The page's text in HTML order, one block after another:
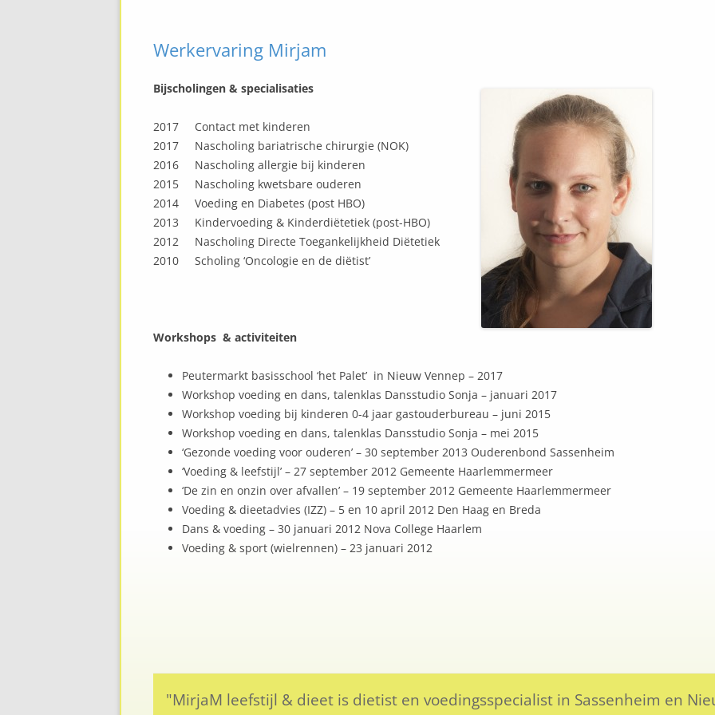
Werkervaring Mirjam
Bijscholingen & specialisaties
2017 Contact met kinderen
2017 Nascholing bariatrische chirurgie (NOK)
2016 Nascholing allergie bij kinderen
2015 Nascholing kwetsbare ouderen
2014 Voeding en Diabetes (post HBO)
2013 Kindervoeding & Kinderdiëtetiek (post-HBO)
2012 Nascholing Directe Toegankelijkheid Diëtetiek
2010 Scholing ‘Oncologie en de diëtist’
Workshops & activiteiten
Peutermarkt basisschool ‘het Palet’ in Nieuw Vennep – 2017
Workshop voeding en dans, talenklas Dansstudio Sonja – januari 2017
Workshop voeding bij kinderen 0-4 jaar gastouderbureau – juni 2015
Workshop voeding en dans, talenklas Dansstudio Sonja – mei 2015
‘Gezonde voeding voor ouderen’ – 30 september 2013 Ouderenbond Sassenheim
‘Voeding & leefstijl’ – 27 september 2012 Gemeente Haarlemmermeer
‘De zin en onzin over afvallen’ – 19 september 2012 Gemeente Haarlemmermeer
Voeding & dieetadvies (IZZ) – 5 en 10 april 2012 Den Haag en Breda
Dans & voeding – 30 januari 2012 Nova College Haarlem
Voeding & sport (wielrennen) – 23 januari 2012
"MirjaM leefstijl & dieet is dietist en voedingsspecialist in Sassenheim en